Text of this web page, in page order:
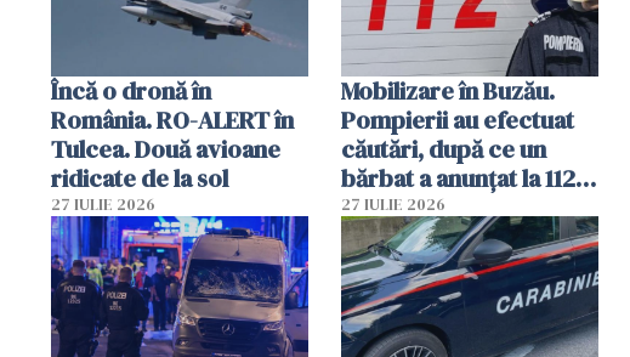
Încă o dronă în
România. RO-ALERT în
Tulcea. Două avioane
ridicate de la sol
27 IULIE 2026
Mobilizare în Buzău.
Pompierii au efectuat
căutări, după ce un
bărbat a anunțat la 112
că a văzut un obiect
luminos
27 IULIE 2026